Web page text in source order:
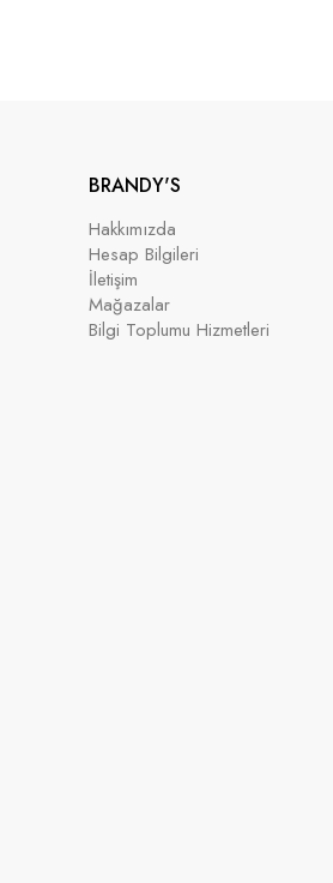
BRANDY'S
Hakkımızda
Hesap Bilgileri
İletişim
Mağazalar
Bilgi Toplumu Hizmetleri